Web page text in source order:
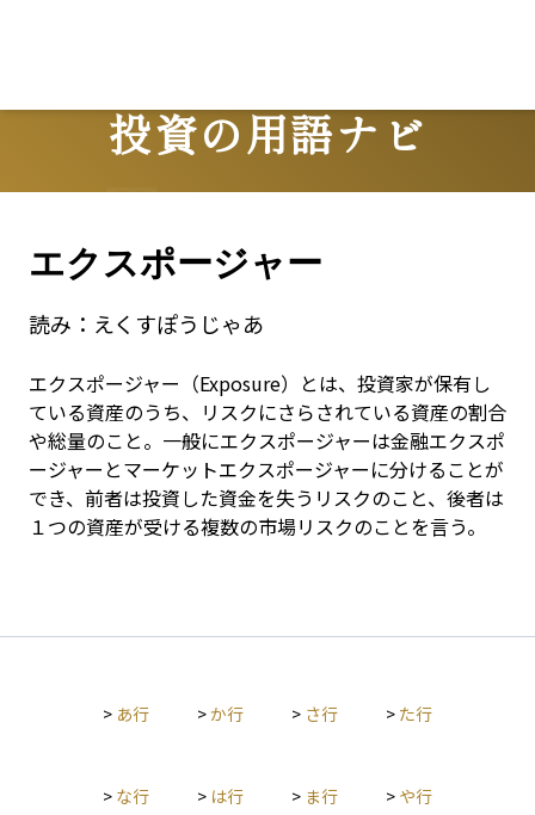
投資の用語ナビ
Terms
エクスポージャー
読み： えくすぽうじゃあ
エクスポージャー（Exposure）とは、投資家が保有し
ている資産のうち、リスクにさらされている資産の割合
や総量のこと。一般にエクスポージャーは金融エクスポ
ージャーとマーケットエクスポージャーに分けることが
でき、前者は投資した資金を失うリスクのこと、後者は
１つの資産が受ける複数の市場リスクのことを言う。
> あ行 >か行 > さ行 > た行
> な行 > は行 > ま行 > や行